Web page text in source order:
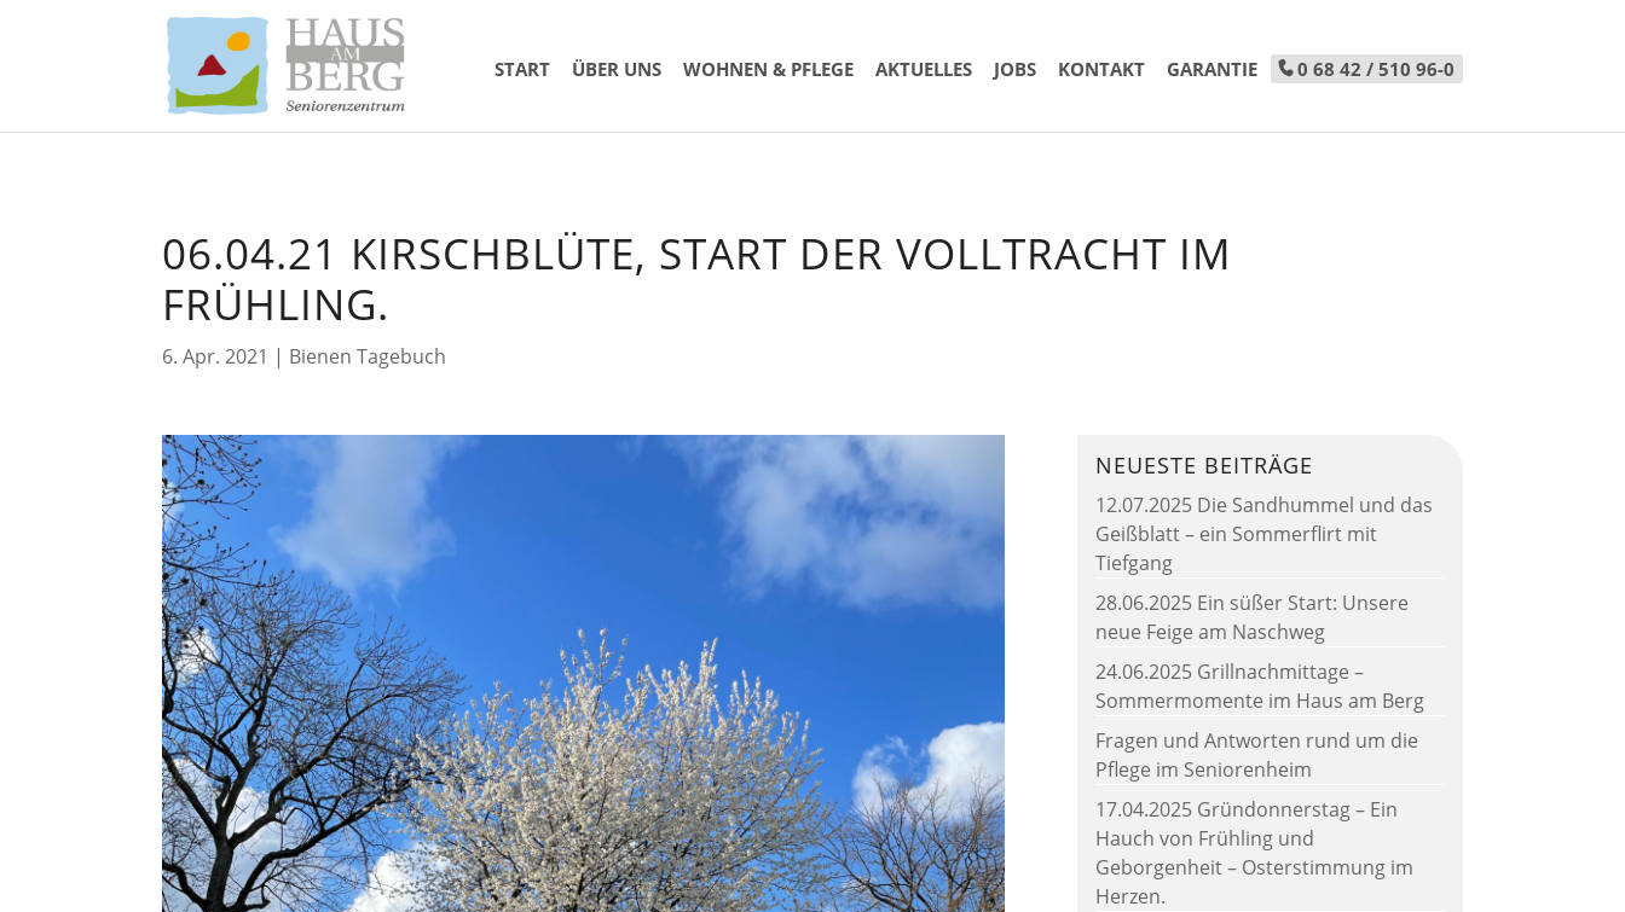
START ÜBER UNS WOHNEN & PFLEGE AKTUELLES JOBS KONTAKT GARANTIE 0 68 42 / 510 96-0
06.04.21 KIRSCHBLÜTE, START DER VOLLTRACHT IM
FRÜHLING.
6. Apr. 2021 | Bienen Tagebuch
NEUESTE BEITRÄGE
12.07.2025 Die Sandhummel und das
Geißblatt – ein Sommerflirt mit
Tiefgang
28.06.2025 Ein süßer Start: Unsere
neue Feige am Naschweg
24.06.2025 Grillnachmittage –
Sommermomente im Haus am Berg
Fragen und Antworten rund um die
Pflege im Seniorenheim
17.04.2025 Gründonnerstag – Ein
Hauch von Frühling und
Geborgenheit – Osterstimmung im
Herzen.